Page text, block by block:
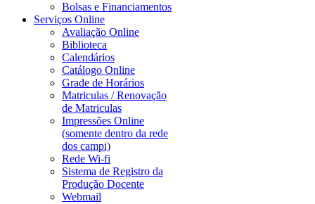
Bolsas e Financiamentos
Serviços Online
Avaliação Online
Biblioteca
Calendários
Catálogo Online
Grade de Horários
Matriculas / Renovação
de Matriculas
Impressões Online
(somente dentro da rede
dos campi)
Rede Wi-fi
Sistema de Registro da
Produção Docente
Webmail